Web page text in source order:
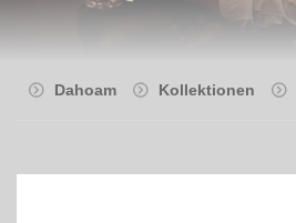
Dahoam Kollektionen